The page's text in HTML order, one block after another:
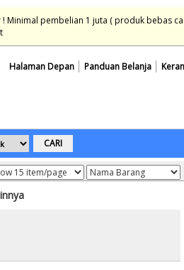
Minimal pembelian 1 juta ( produk bebas
Panduan Belanja
Halaman Depan